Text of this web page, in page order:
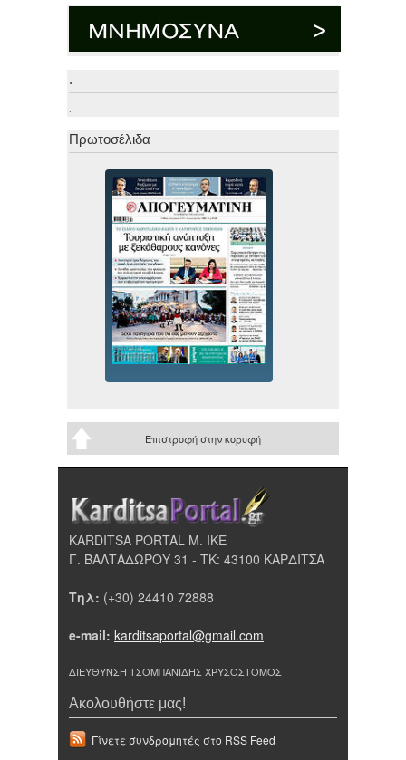
.
Πρωτοσέλιδα
Επιστροφή στην κορυφή
KARDITSA PORTAL Μ. ΙΚΕ
Γ. ΒΑΛΤΑΔΩΡΟΥ 31 - ΤΚ: 43100 ΚΑΡΔΙΤΣΑ
Τηλ: (+30) 24410 72888
e-mail: karditsaportal@gmail.com
ΔΙΕΥΘΥΝΣΗ ΤΣΟΜΠΑΝΙΔΗΣ ΧΡΥΣΟΣΤΟΜΟΣ
Ακολουθήστε μας!
Γίνετε συνδρομητές στο RSS Feed